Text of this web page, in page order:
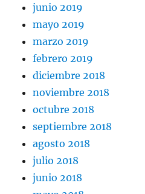
junio 2019
mayo 2019
marzo 2019
febrero 2019
diciembre 2018
noviembre 2018
octubre 2018
septiembre 2018
agosto 2018
julio 2018
junio 2018